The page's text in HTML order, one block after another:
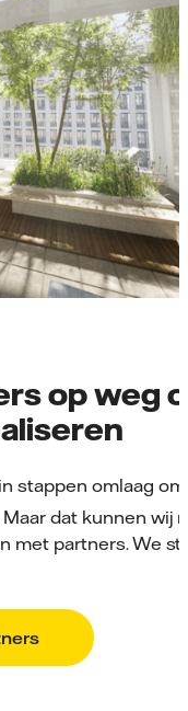
op weg
stappen omlaag
dat kunnen wij
met partners. We